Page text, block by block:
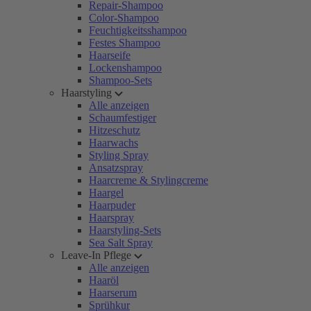
Repair-Shampoo
Color-Shampoo
Feuchtigkeitsshampoo
Festes Shampoo
Haarseife
Lockenshampoo
Shampoo-Sets
Haarstyling
Alle anzeigen
Schaumfestiger
Hitzeschutz
Haarwachs
Styling Spray
Ansatzspray
Haarcreme & Stylingcreme
Haargel
Haarpuder
Haarspray
Haarstyling-Sets
Sea Salt Spray
Leave-In Pflege
Alle anzeigen
Haaröl
Haarserum
Sprühkur